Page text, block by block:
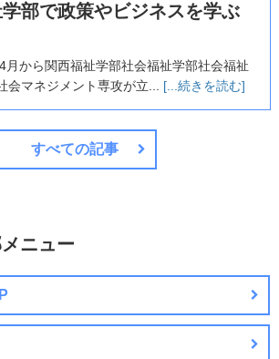
部で政策やビジネスを学ぶ
月から関西福祉学部社会福祉学部社会福祉
会マネジメント専攻が立... [...続きを読む]
すべての記事
ニュー